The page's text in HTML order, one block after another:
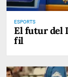
ESPORTS
El futur del
fil